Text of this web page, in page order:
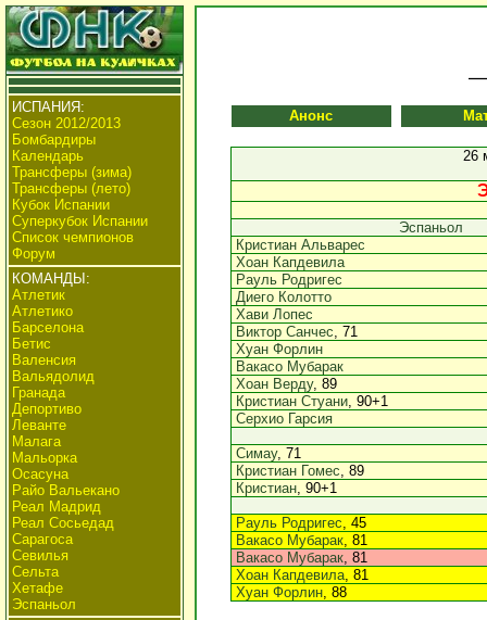
ИСПАНИЯ:
Сезон 2012/2013
Бомбардиры
Календарь
Трансферы (зима)
Трансферы (лето)
Кубок Испании
Суперкубок Испании
Список чемпионов
Форум
КОМАНДЫ:
Атлетик
Атлетико
Барселона
Бетис
Валенсия
Вальядолид
Гранада
Депортиво
Леванте
Малага
Мальорка
Осасуна
Райо Вальекано
Реал Мадрид
Реал Сосьедад
Сарагоса
Севилья
Сельта
Хетафе
Эспаньол
Анонс
26
Эспаньол
Кристиан Альварес
Хоан Капдевила
Рауль Родригес
Диего Колотто
Хави Лопес
Виктор Санчес, 71
Хуан Форлин
Вакасо Мубарак
Хоан Верду, 89
Кристиан Стуани, 90+1
Серхио Гарсия
Симау, 71
Кристиан Гомес, 89
Кристиан, 90+1
Рауль Родригес, 45
Вакасо Мубарак, 81
Вакасо Мубарак, 81
Хоан Капдевила, 81
Хуан Форлин, 88